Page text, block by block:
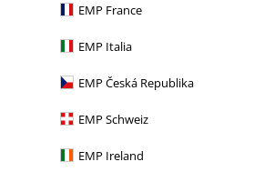
EMP France
EMP Italia
EMP Česká Republika
EMP Schweiz
EMP Ireland